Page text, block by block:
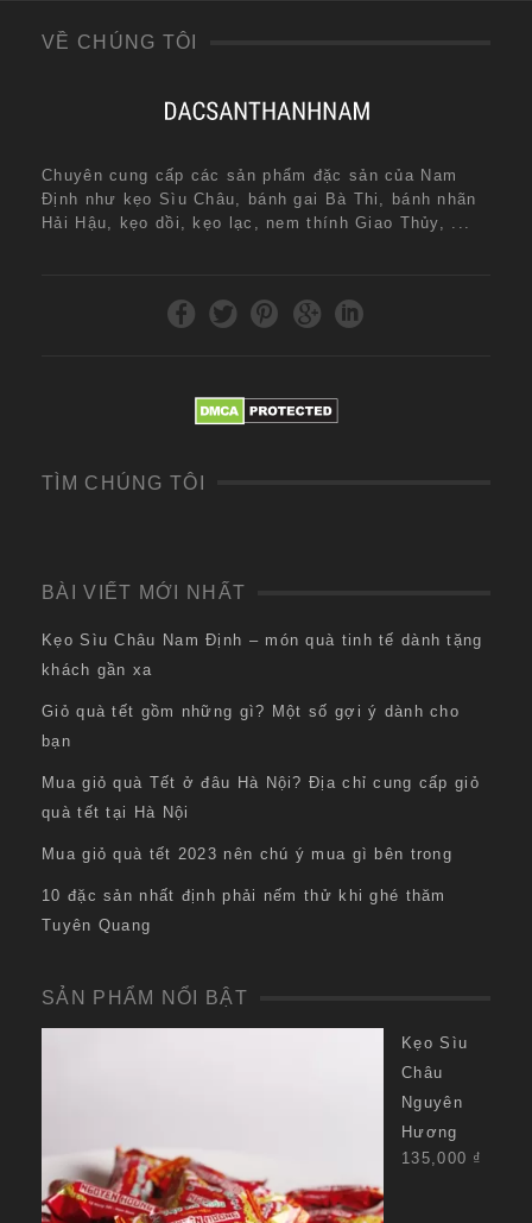
VỀ CHÚNG TÔI
Chuyên cung cấp các sản phẩm đặc sản của Nam
Định như kẹo Sìu Châu, bánh gai Bà Thi, bánh nhãn
Hải Hậu, kẹo dồi, kẹo lạc, nem thính Giao Thủy, ...
TÌM CHÚNG TÔI
BÀI VIẾT MỚI NHẤT
Kẹo Sìu Châu Nam Định – món quà tinh tế dành tặng
khách gần xa
Giỏ quà tết gồm những gì? Một số gợi ý dành cho
bạn
Mua giỏ quà Tết ở đâu Hà Nội? Địa chỉ cung cấp giỏ
quà tết tại Hà Nội
Mua giỏ quà tết 2023 nên chú ý mua gì bên trong
10 đặc sản nhất định phải nếm thử khi ghé thăm
Tuyên Quang
SẢN PHẨM NỔI BẬT
Kẹo Sìu
Châu
Nguyên
Hương
135,000 ₫